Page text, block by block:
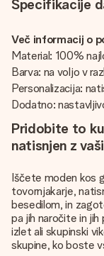
Specifikacije
Več informacij o
Material: 100%
Barva: na voljo v
Personalizacija:
Dodatno:
Pridobite to
natisnjen z
Iščete moden kos
tovornjakarje,
besedilom, in
pa jih naročite in
izlet ali skupinski
skupine, ko boste